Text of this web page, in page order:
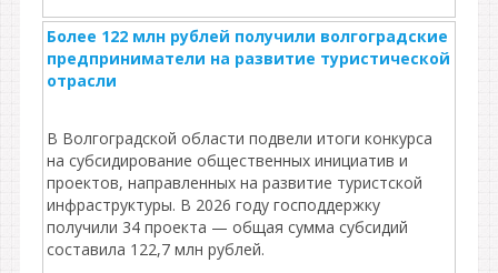
Более 122 млн рублей получили волгоградские
предприниматели на развитие туристической
отрасли
В Волгоградской области подвели итоги конкурса
на субсидирование общественных инициатив и
проектов, направленных на развитие туристской
инфраструктуры. В 2026 году господдержку
получили 34 проекта — общая сумма субсидий
составила 122,7 млн рублей.